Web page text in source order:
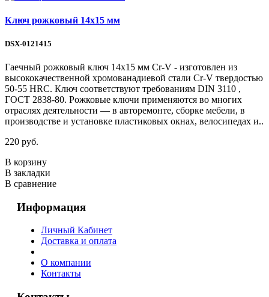
Ключ рожковый 14х15 мм
DSX-0121415
Гаечный рожковый ключ 14х15 мм Cr-V - изготовлен из
высококачественной хромованадиевой стали Cr-V твердостью
50-55 HRС. Ключ соответствуют требованиям DIN 3110 ,
ГОСТ 2838-80. Рожковые ключи применяются во многих
отраслях деятельности — в авторемонте, сборке мебели, в
производстве и установке пластиковых окнах, велосипедах и..
220 руб.
В корзину
В закладки
В сравнение
Информация
Личный Кабинет
Доставка и оплата
О компании
Контакты